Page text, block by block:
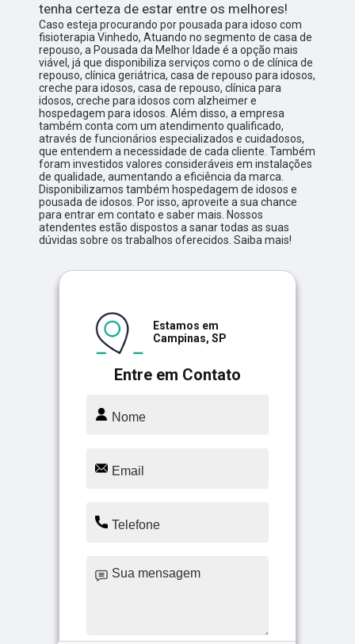
tenha certeza de estar entre os melhores!
Caso esteja procurando por pousada para idoso com
fisioterapia Vinhedo, Atuando no segmento de casa de
repouso, a Pousada da Melhor Idade é a opção mais
viável, já que disponibiliza serviços como o de clínica de
repouso, clínica geriátrica, casa de repouso para idosos,
creche para idosos, casa de repouso, clínica para
idosos, creche para idosos com alzheimer e
hospedagem para idosos. Além disso, a empresa
também conta com um atendimento qualificado,
através de funcionários especializados e cuidadosos,
que entendem a necessidade de cada cliente. Também
foram investidos valores consideráveis em instalações
de qualidade, aumentando a eficiência da marca.
Disponibilizamos também hospedagem de idosos e
pousada de idosos. Por isso, aproveite a sua chance
para entrar em contato e saber mais. Nossos
atendentes estão dispostos a sanar todas as suas
dúvidas sobre os trabalhos oferecidos. Saiba mais!
Entre em Contato
Estamos em
Campinas, SP